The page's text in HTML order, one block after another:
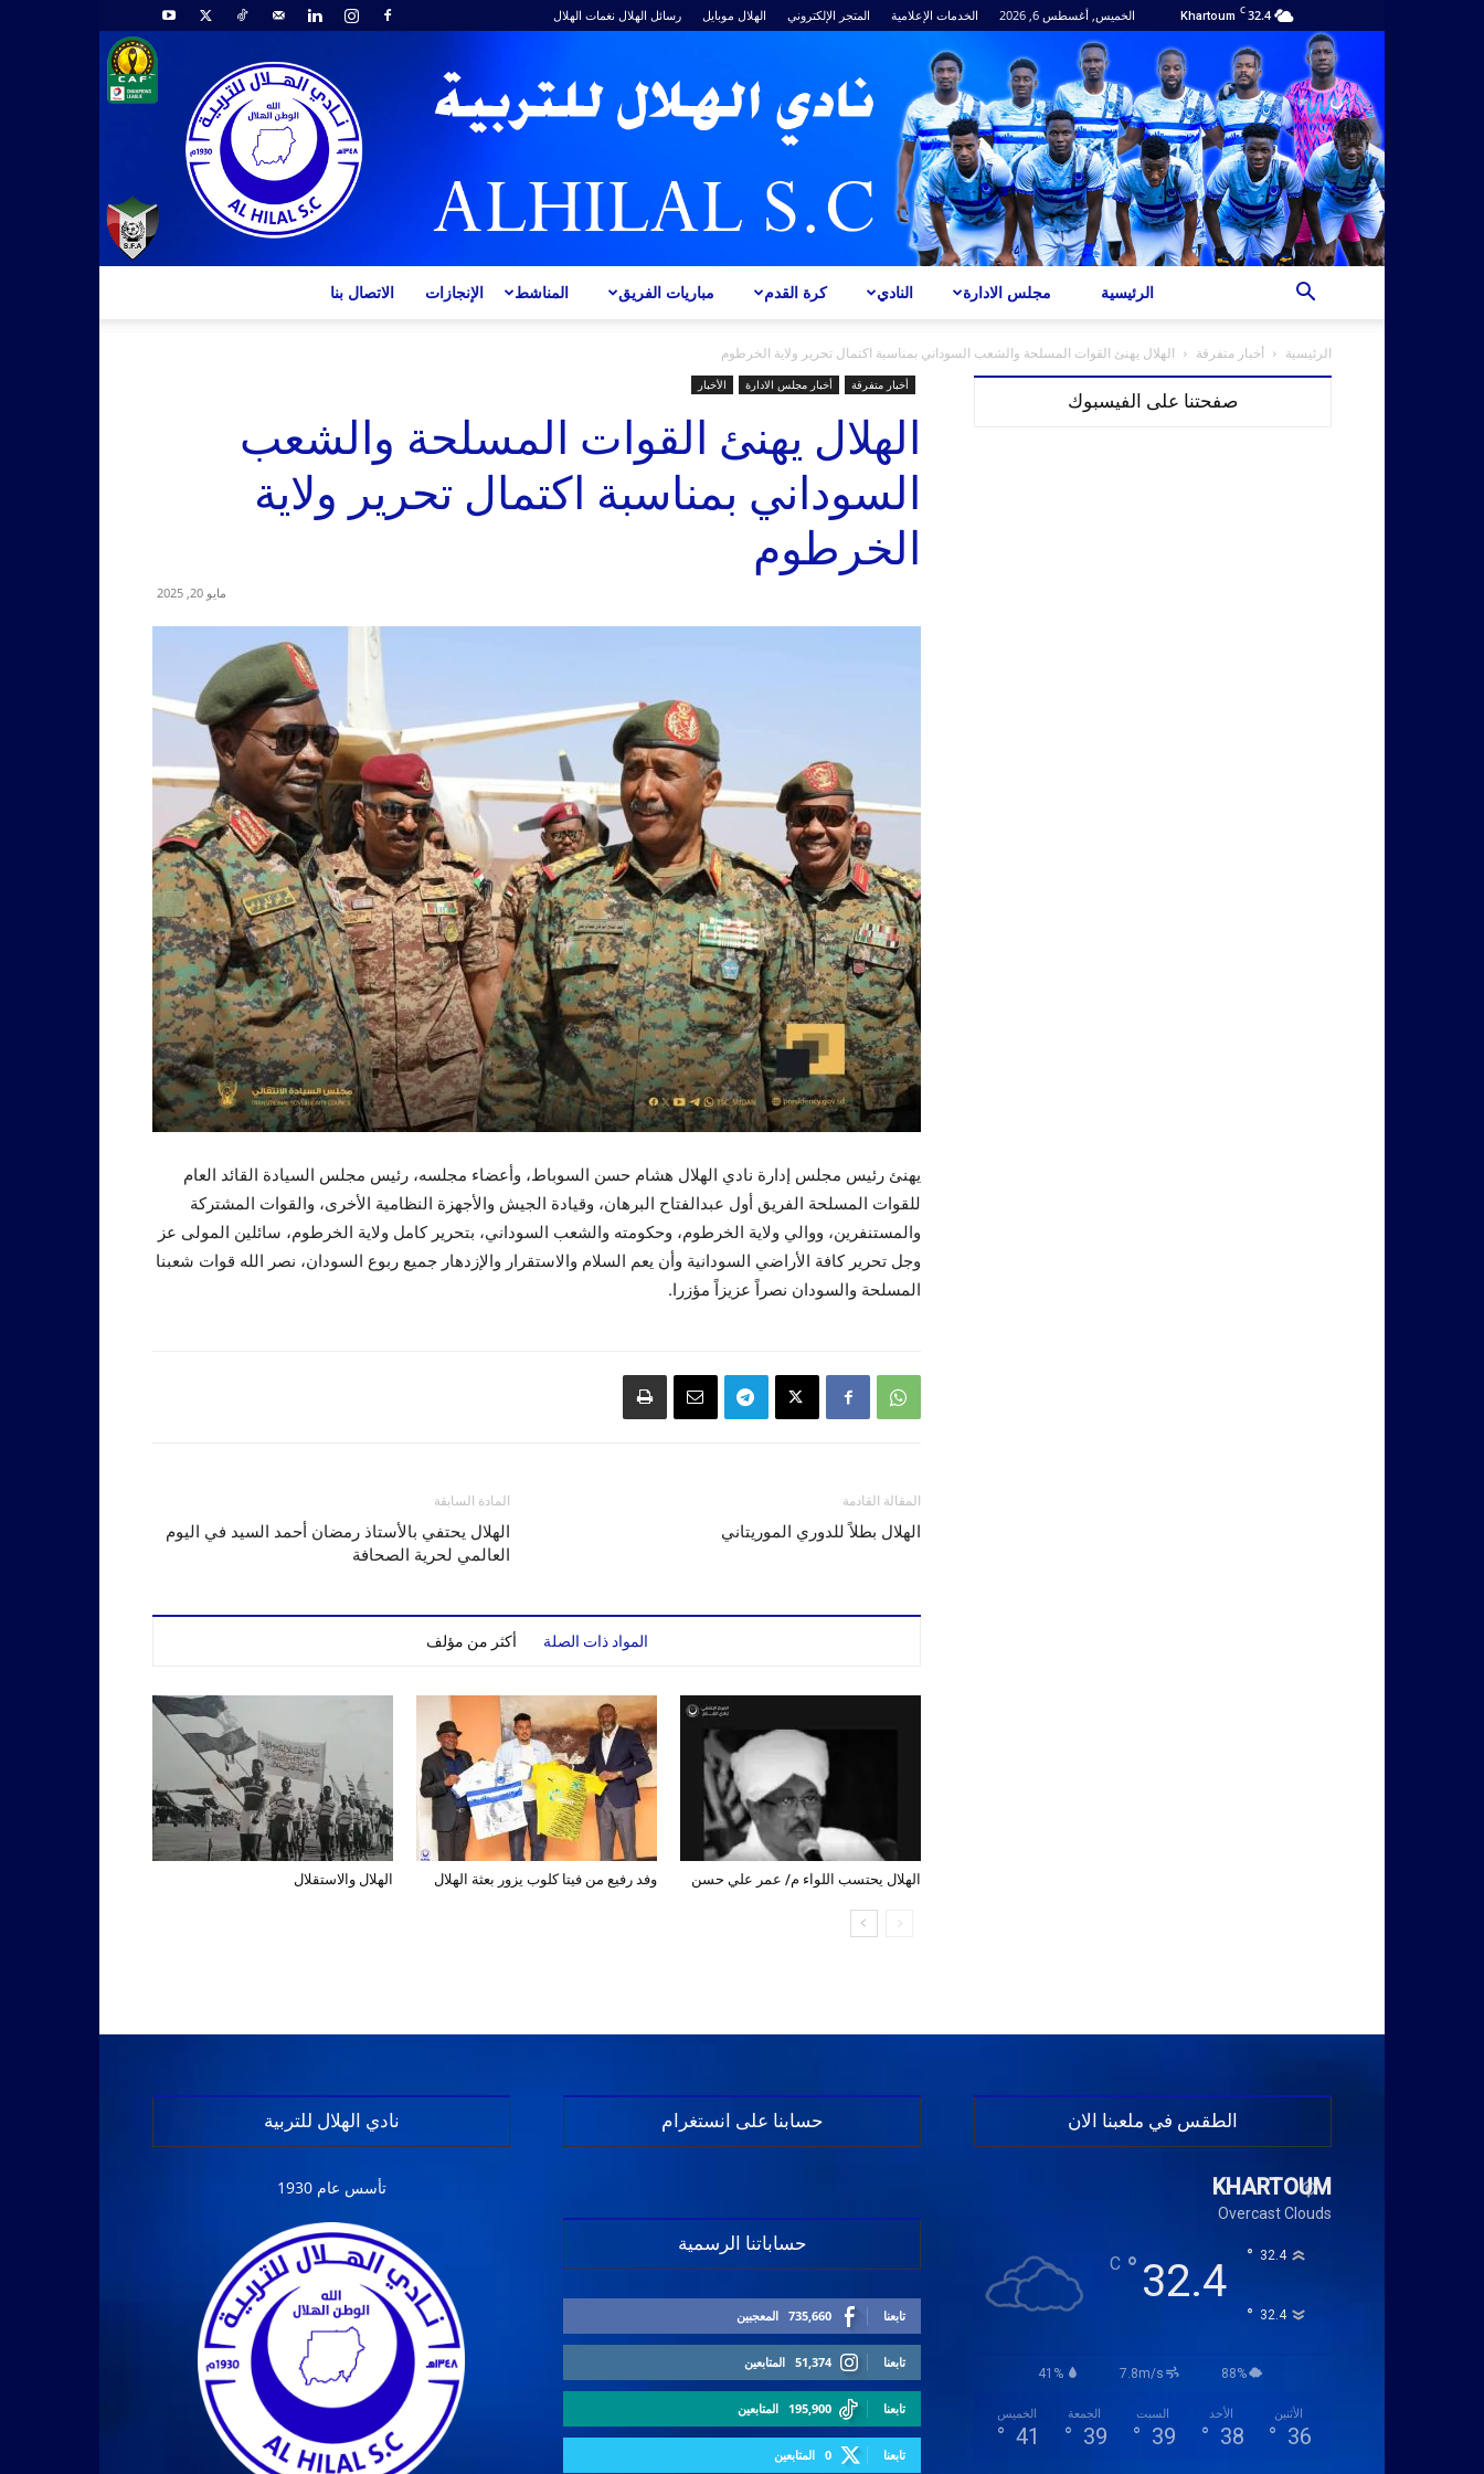
32.4
C
Khartoum الخميس, أغسطس 6, 2026 الخدمات الإعلامية المتجر الإلكتروني الهلال موبايل رسائل الهلال نغمات الهلال
الاتصال بنا الإنجازات المناشط مباريات الفريق كرة القدم النادي مجلس الادارة الرئيسية
الرئيسية أخبار متفرقة الهلال يهنئ القوات المسلحة والشعب السوداني بمناسبة اكتمال تحرير ولاية الخرطوم
أخبار متفرقة أخبار مجلس الادارة الأخبار
الهلال يهنئ القوات المسلحة والشعب
السوداني بمناسبة اكتمال تحرير ولاية
الخرطوم
مايو 20, 2025
يهنئ رئيس مجلس إدارة نادي الهلال هشام حسن السوباط، وأعضاء مجلسه، رئيس مجلس السيادة القائد العام
للقوات المسلحة الفريق أول عبدالفتاح البرهان، وقيادة الجيش والأجهزة النظامية الأخرى، والقوات المشتركة
والمستنفرين، ووالي ولاية الخرطوم، وحكومته والشعب السوداني، بتحرير كامل ولاية الخرطوم، سائلين المولى عز
وجل تحرير كافة الأراضي السودانية وأن يعم السلام والاستقرار والإزدهار جميع ربوع السودان، نصر الله قوات شعبنا
المسلحة والسودان نصراً عزيزاً مؤزرا.
المادة السابقة
الهلال يحتفي بالأستاذ رمضان أحمد السيد في اليوم
العالمي لحرية الصحافة
المقالة القادمة
الهلال بطلاً للدوري الموريتاني
المواد ذات الصلة أكثر من مؤلف
الهلال والاستقلال وفد رفيع من فيتا كلوب يزور بعثة الهلال الهلال يحتسب اللواء م/ عمر علي حسن
صفحتنا على الفيسبوك
نادي الهلال للتربية
تأسس عام 1930
حسابنا على انستغرام
حساباتنا الرسمية
735,660 المعجبين تابعنا
51,374 المتابعين تابعنا
195,900 المتابعين تابعنا
0 المتابعين تابعنا
الطقس في ملعبنا الان
KHARTOUM
Overcast Clouds
32.4
°
C 32.4
°
32.4
°
41% 7.8m/s 88%
الخميس
41
°
الجمعة
39
°
السبت
39
°
الأحد
38
°
الأثنين
36
°